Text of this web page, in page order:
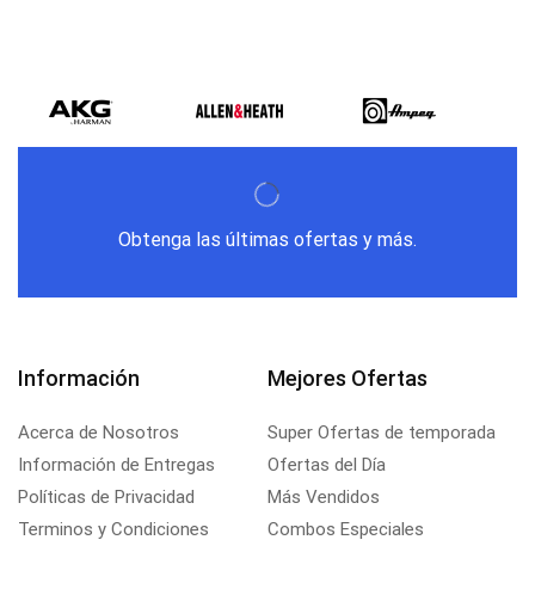
Obtenga las últimas ofertas y más.
Información
Acerca de Nosotros
Información de Entregas
Políticas de Privacidad
Terminos y Condiciones
Mejores Ofertas
Super Ofertas de temporada
Ofertas del Día
Más Vendidos
Combos Especiales